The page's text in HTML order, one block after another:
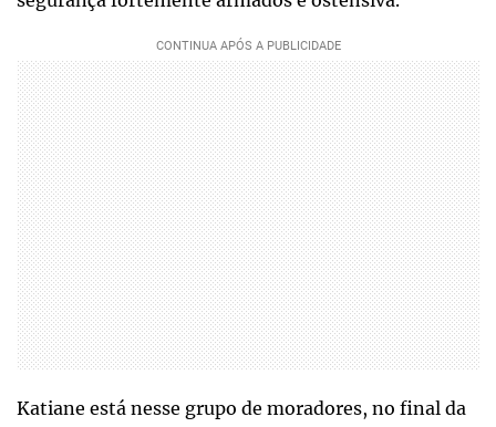
Katiane está nesse grupo de moradores, no final da